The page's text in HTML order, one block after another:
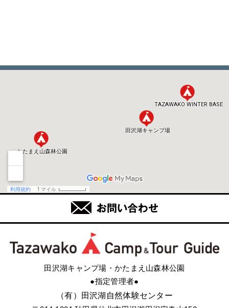
田沢湖キャンプ場・かたまえ山森林公園
●指定管理者●
（有）田沢湖自然体験センター